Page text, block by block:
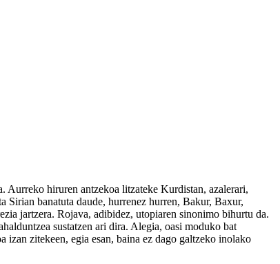
Aurreko hiruren antzekoa litzateke Kurdistan, azalerari,
Sirian banatuta daude, hurrenez hurren, Bakur, Baxur,
jartzera. Rojava, adibidez, utopiaren sinonimo bihurtu da.
sustatzen ari dira. Alegia, oasi moduko bat
zitekeen, egia esan, baina ez dago galtzeko inolako